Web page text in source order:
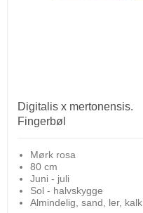
Digitalis x mertonensis.
Fingerbøl
Mørk rosa
80 cm
Juni - juli
Sol - halvskygge
Almindelig, sand, ler, kalk.